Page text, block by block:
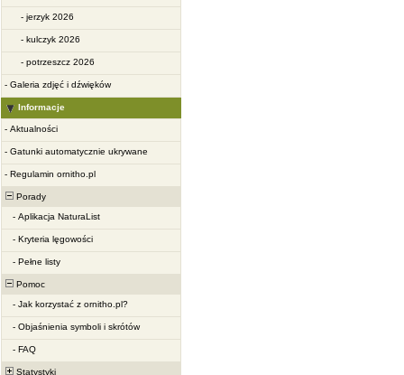
- jerzyk 2026
- kulczyk 2026
- potrzeszcz 2026
- Galeria zdjęć i dźwięków
Informacje
- Aktualności
- Gatunki automatycznie ukrywane
- Regulamin ornitho.pl
Porady
- Aplikacja NaturaList
- Kryteria lęgowości
- Pełne listy
Pomoc
- Jak korzystać z ornitho.pl?
- Objaśnienia symboli i skrótów
- FAQ
Statystyki